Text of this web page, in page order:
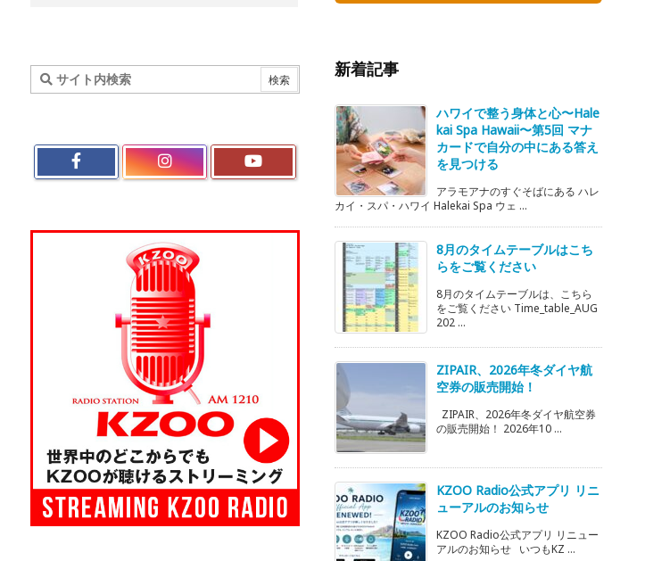
新着記事
ハワイで整う身体と心〜Hale
kai Spa Hawaii〜第5回 マナ
カードで自分の中にある答え
を見つける
アラモアナのすぐそばにある ハレ
カイ・スパ・ハワイ Halekai Spa ウェ ...
8月のタイムテーブルはこち
らをご覧ください
8月のタイムテーブルは、こちら
をご覧ください Time_table_AUG
202 ...
ZIPAIR、2026年冬ダイヤ航
空券の販売開始！
ZIPAIR、2026年冬ダイヤ航空券
の販売開始！ 2026年10 ...
KZOO Radio公式アプリ リニ
ューアルのお知らせ
KZOO Radio公式アプリ リニュー
アルのお知らせ いつもKZ ...